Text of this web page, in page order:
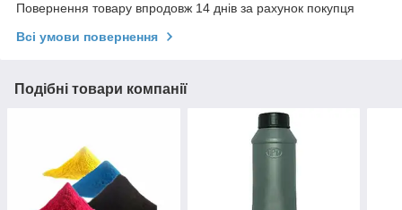
Повернення товару впродовж 14 днів за рахунок покупця
Всі умови повернення
Подібні товари компанії